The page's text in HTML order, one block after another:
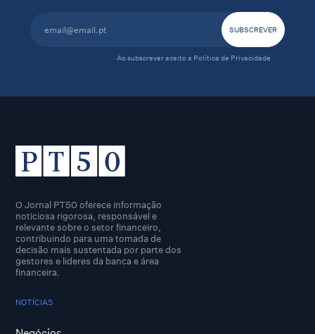
Ao subscrever aceito a Política de Privacidade
O Jornal PT50 oferece informação
noticiosa rigorosa, responsável e
relevante sobre o setor financeiro,
contribuindo para uma tomada de
decisão mais sustentada por parte dos
gestores e lideres da banca e área
financeira.
NOTÍCIAS